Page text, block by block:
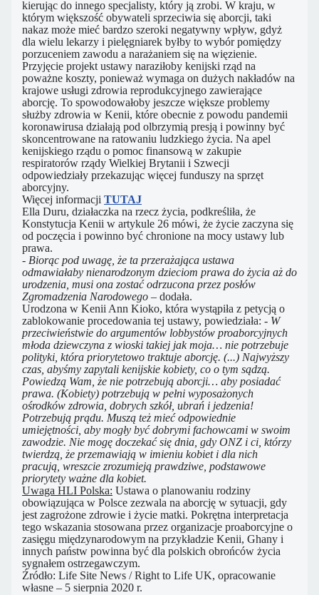
kierując do innego specjalisty, który ją zrobi. W kraju, w
którym większość obywateli sprzeciwia się aborcji, taki
nakaz może mieć bardzo szeroki negatywny wpływ, gdyż
dla wielu lekarzy i pielęgniarek byłby to wybór pomiędzy
porzuceniem zawodu a narażaniem się na więzienie.
Przyjęcie projekt ustawy naraziłoby kenijski rząd na
poważne koszty, ponieważ wymaga on dużych nakładów na
krajowe usługi zdrowia reprodukcyjnego zawierające
aborcję. To spowodowałoby jeszcze większe problemy
służby zdrowia w Kenii, które obecnie z powodu pandemii
koronawirusa działają pod olbrzymią presją i powinny być
skoncentrowane na ratowaniu ludzkiego życia. Na apel
kenijskiego rządu o pomoc finansową w zakupie
respiratorów rządy Wielkiej Brytanii i Szwecji
odpowiedziały przekazując więcej funduszy na sprzęt
aborcyjny.
Więcej informacji TUTAJ
Ella Duru, działaczka na rzecz życia, podkreśliła, że
Konstytucja Kenii w artykule 26 mówi, że ​​życie zaczyna się
od poczęcia i powinno być chronione na mocy ustawy lub
prawa.
- Biorąc pod uwagę, że ta przerażająca ustawa
odmawiałaby nienarodzonym dzieciom prawa do życia aż do
urodzenia, musi ona zostać odrzucona przez posłów
Zgromadzenia Narodowego – dodała.
Urodzona w Kenii Ann Kioko, która wystąpiła z petycją o
zablokowanie procedowania tej ustawy, powiedziała: - W
przeciwieństwie do argumentów lobbystów proaborcyjnych
młoda dziewczyna z wioski takiej jak moja… nie potrzebuje
polityki, która priorytetowo traktuje aborcję. (...) Najwyższy
czas, abyśmy zapytali kenijskie kobiety, co o tym sądzą.
Powiedzą Wam, że nie potrzebują aborcji… aby posiadać
prawa. (Kobiety) potrzebują w pełni wyposażonych
ośrodków zdrowia, dobrych szkół, ubrań i jedzenia!
Potrzebują prądu. Muszą też mieć odpowiednie
umiejętności, aby mogły być dobrymi fachowcami w swoim
zawodzie. Nie mogę doczekać się dnia, gdy ONZ i ci, którzy
twierdzą, że przemawiają w imieniu kobiet i dla nich
pracują, wreszcie zrozumieją prawdziwe, podstawowe
priorytety ważne dla kobiet.
Uwaga HLI Polska: Ustawa o planowaniu rodziny
obowiązująca w Polsce zezwala na aborcję w sytuacji, gdy
jest zagrożone zdrowie i życie matki. Pokrętna interpretacja
tego wskazania stosowana przez organizacje proaborcyjne o
zasięgu międzynarodowym na przykładzie Kenii, Ghany i
innych państw powinna być dla polskich obrońców życia
sygnałem ostrzegawczym.
Źródło: Life Site News / Right to Life UK, opracowanie
własne – 5 sierpnia 2020 r.